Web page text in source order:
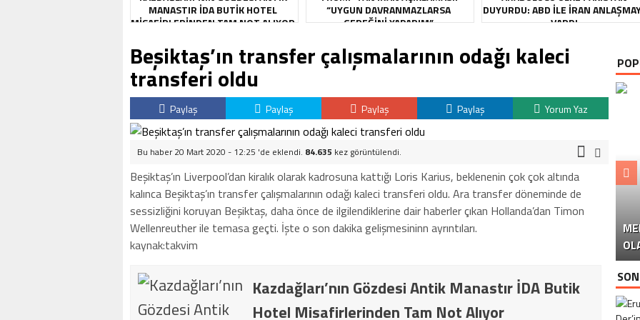
MANASTIR İDA BUTIK HOTEL
MISAFIRLERINDEN TAM NOT ALIYOR
“UYGUN DAVRANMAZLARSA
GEREĞINI YAPARIM”
DUYURDU: ABD ILE İRAN
VARDI
Beşiktaş’ın transfer çalışmalarının odağı kaleci
transferi oldu
Paylaş Paylaş Paylaş Paylaş Yorum Yaz
Bu haber 20 Mart 2020 - 12:25 'de eklendi. 84.635 kez görüntülendi.
Beşiktaş’ın Liverpool’dan kiralık olarak kadrosuna kattığı Loris Karius, beklenenin çok çok altında
kalınca Beşiktaş’ın transfer çalışmalarının odağı kaleci transferi oldu. Ara transfer döneminde de
sessizliğini koruyan Beşiktaş, daha önce de ilgilendiklerine dair haberler çıkan Hollanda’dan Timon
Wellenreuther ile temasa geçti. İşte o son dakika gelişmesininn ayrıntıları.
kaynak:takvim
Kazdağları’nın Gözdesi Antik Manastır İDA Butik
Hotel Misafirlerinden Tam Not Alıyor